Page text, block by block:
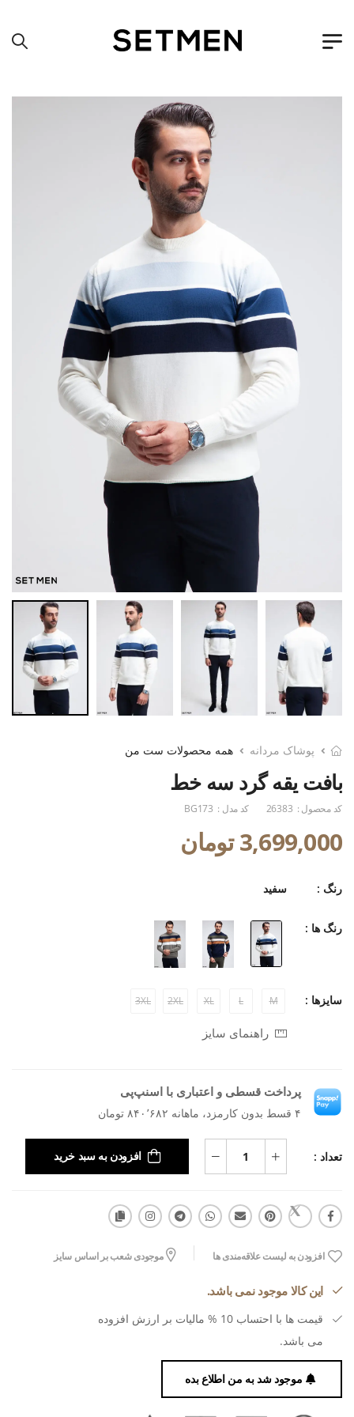
پوشاک مردانه همه محصولات ست من
بافت یقه گرد سه خط
کد محصول : 26383 کد مدل : BG173
3,699,000 تومان
رنگ : سفید
رنگ ها :
سایزها : M
L
XL
2XL
3XL
راهنمای سایز
پرداخت قسطی و اعتباری با اسنپ‌پی
۴ قسط بدون کارمزد، ماهانه ۸۴۰٬۶۸۲ تومان
تعداد : افزودن به سبد خرید
افزودن به لیست علاقه‌مندی ها موجودی شعب بر اساس سایز
این کالا موجود نمی باشد.
قیمت ها با احتساب 10 % مالیات بر ارزش افزوده
می باشد.
موجود شد به من اطلاع بده